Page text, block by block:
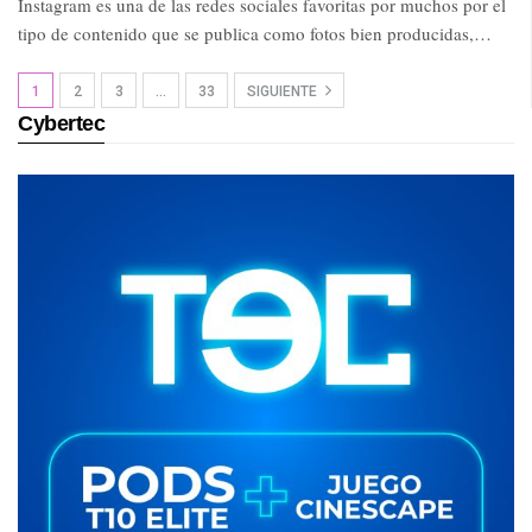
tipo de contenido que se publica como fotos bien producidas,…
1 2 3 33 SIGUIENTE
Cybertec